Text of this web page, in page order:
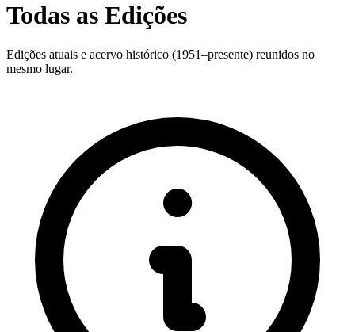
Todas as Edições
Edições atuais e acervo histórico (1951–presente) reunidos no
mesmo lugar.